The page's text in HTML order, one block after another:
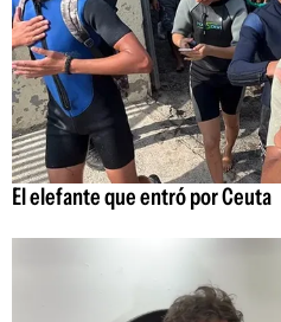
El elefante que entró por Ceuta